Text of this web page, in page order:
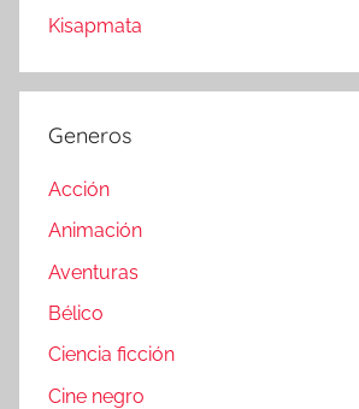
Kisapmata
Generos
Acción
Animación
Aventuras
Bélico
Ciencia ficción
Cine negro